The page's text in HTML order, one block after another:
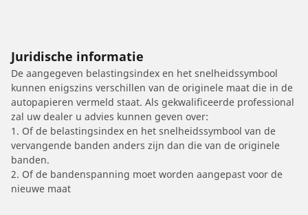
Juridische informatie
De aangegeven belastingsindex en het snelheidssymbool
kunnen enigszins verschillen van de originele maat die in de
autopapieren vermeld staat. Als gekwalificeerde professional
zal uw dealer u advies kunnen geven over:
1. Of de belastingsindex en het snelheidssymbool van de
vervangende banden anders zijn dan die van de originele
banden.
2. Of de bandenspanning moet worden aangepast voor de
nieuwe maat